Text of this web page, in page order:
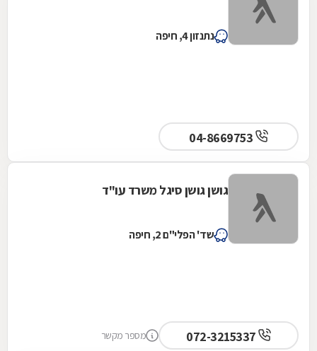
נתנזון 4, חיפה
גושן גושן סיגל משרד עו"ד
שד' הפלי"ם 2, חיפה
מספר מקשר